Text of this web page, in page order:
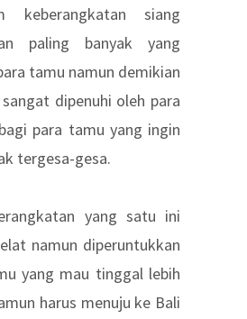
keberangkatan siang
paling banyak yang
tamu namun demikian
dipenuhi oleh para
para tamu yang ingin
tergesa-gesa.
yang satu ini
namun diperuntukkan
yang mau tinggal lebih
harus menuju ke Bali